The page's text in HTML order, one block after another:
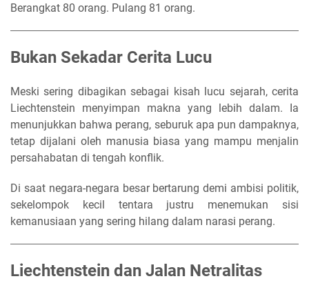
Berangkat 80 orang. Pulang 81 orang.
Bukan Sekadar Cerita Lucu
Meski sering dibagikan sebagai kisah lucu sejarah, cerita
Liechtenstein menyimpan makna yang lebih dalam. Ia
menunjukkan bahwa perang, seburuk apa pun dampaknya,
tetap dijalani oleh manusia biasa yang mampu menjalin
persahabatan di tengah konflik.
Di saat negara-negara besar bertarung demi ambisi politik,
sekelompok kecil tentara justru menemukan sisi
kemanusiaan yang sering hilang dalam narasi perang.
Liechtenstein dan Jalan Netralitas